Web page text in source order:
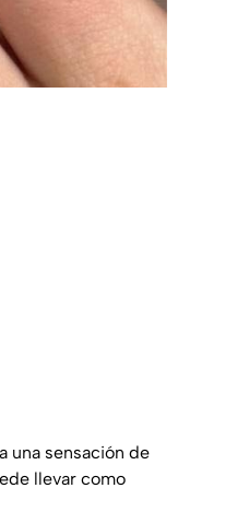
una sensación de
llevar como